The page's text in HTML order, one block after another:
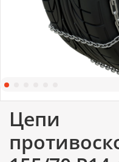
Цепи